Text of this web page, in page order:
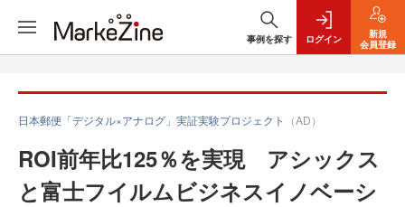
事例を探す ログイン
新規
会員登録
日本郵便「デジタル×アナログ」実証実験プロジェクト （AD）
ROI前年比125％を実現 アシックス
と富士フイルムビジネスイノベーシ